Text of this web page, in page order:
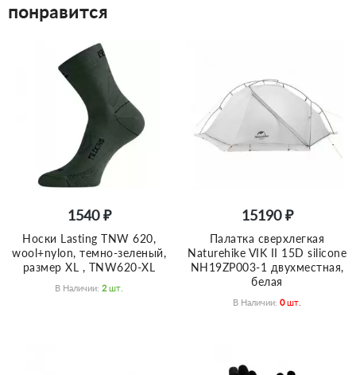
понравится
1540 ₽
Носки Lasting TNW 620,
wool+nylon, темно-зеленый,
размер XL , TNW620-XL
В Наличии: 2 Шт.
15190 ₽
Палатка сверхлегкая
Naturehike VIK II 15D silicone
NH19ZP003-1 двухместная,
белая
В Наличии: 0 Шт.